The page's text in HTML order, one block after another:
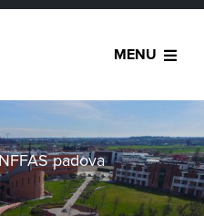
MENU
padova